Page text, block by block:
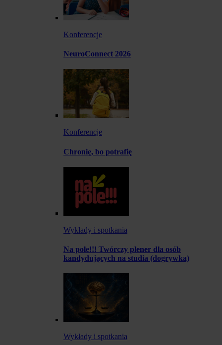
Konferencje
NeuroConnect 2026
Konferencje
Chronię, bo potrafię
Wykłady i spotkania
Na pole!!! Twórczy plener dla osób
kandydujących na studia (dogrywka)
Wykłady i spotkania